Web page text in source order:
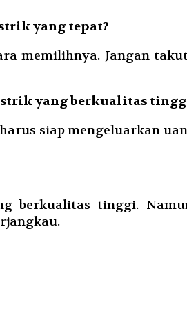
yang tepat?
memilihnya. Jangan
yang berkualitas
siap mengeluarkan
berkualitas tinggi.